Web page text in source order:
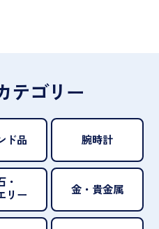
テゴリー
ド品 腕時計
・
リー
金・貴金属